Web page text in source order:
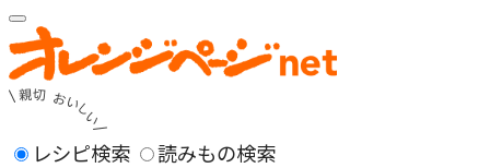
レシピ検索 読みもの検索